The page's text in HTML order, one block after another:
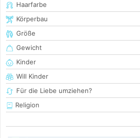
Haarfarbe
Körperbau
Größe
Gewicht
Kinder
Will Kinder
Für die Liebe umziehen?
Religion